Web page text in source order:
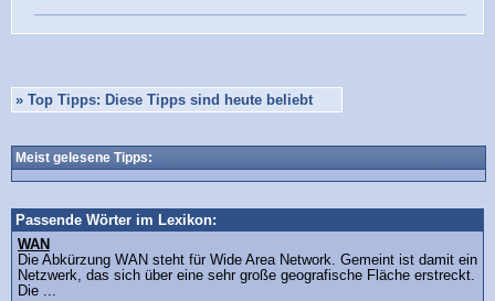
» Top Tipps: Diese Tipps sind heute beliebt
Meist gelesene Tipps:
Passende Wörter im Lexikon:
WAN
Die Abkürzung WAN steht für Wide Area Network. Gemeint ist damit ein
Netzwerk, das sich über eine sehr große geografische Fläche erstreckt.
Die ...